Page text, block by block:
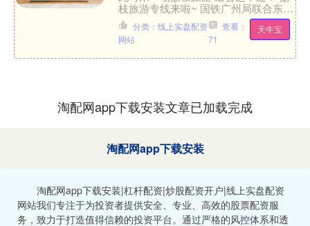
枝旅游专线来啦~ 国铁广州局联合东
莞、茂名、湛江等地，正式启动“乘高
铁，品荔枝，粤游粤精....
天牛宝
分类：线上实盘配资
网站
查看：
71
淘配网app下载安装文章已加载完成
淘配网app下载安装
淘配网app下载安装|杠杆配资|炒股配资开户|线上实盘配资
网站我们专注于为投资者提供安全、专业、高效的股票配资服
务，致力于打造值得信赖的投资平台。通过严格的风控体系和透